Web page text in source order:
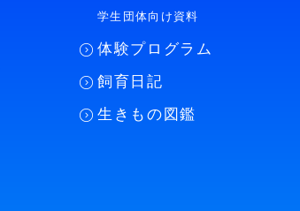
学生団体向け資料
体験プログラム
飼育日記
生きもの図鑑